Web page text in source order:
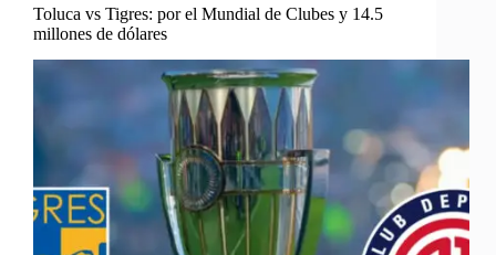
Toluca vs Tigres: por el Mundial de Clubes y 14.5
millones de dólares